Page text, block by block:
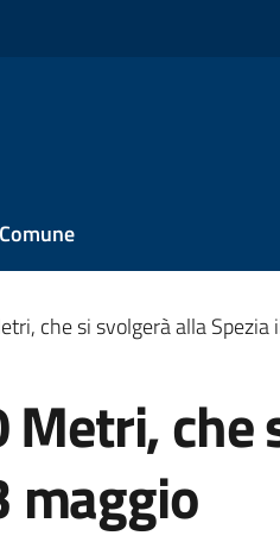
che si svolgerà alla
Metri, che
maggio